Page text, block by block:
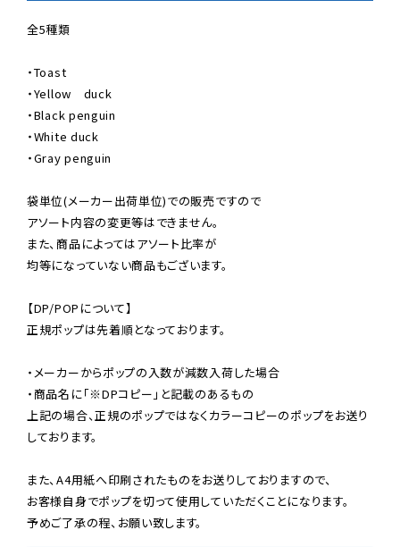
全5種類
・Toast
・Yellow　duck
・Black penguin
・White duck
・Gray penguin
袋単位(メーカー出荷単位)での販売ですので
アソート内容の変更等はできません。
また、商品によってはアソート比率が
均等になっていない商品もございます。
【DP/POPについて】
正規ポップは先着順となっております。
・メーカーからポップの入数が減数入荷した場合
・商品名に「※DPコピー」と記載のあるもの
上記の場合、正規のポップではなくカラーコピーのポップをお送り
しております。
また、A4用紙へ印刷されたものをお送りしておりますので、
お客様自身でポップを切って使用していただくことになります。
予めご了承の程、お願い致します。